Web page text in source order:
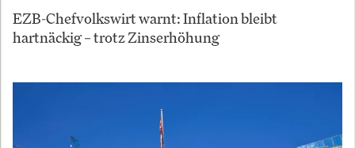
EZB-Chefvolkswirt warnt: Inflation bleibt
hartnäckig – trotz Zinserhöhung